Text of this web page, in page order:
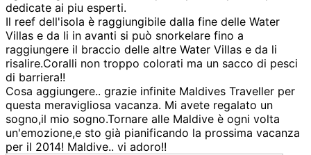
dedicate ai piu esperti.
Il reef dell'isola è raggiungibile dalla fine delle Water
Villas e da li in avanti si può snorkelare fino a
raggiungere il braccio delle altre Water Villas e da li
risalire.Coralli non troppo colorati ma un sacco di pesci
di barriera!!
Cosa aggiungere.. grazie infinite Maldives Traveller per
questa meravigliosa vacanza. Mi avete regalato un
sogno,il mio sogno.Tornare alle Maldive è ogni volta
un'emozione,e sto già pianificando la prossima vacanza
per il 2014! Maldive.. vi adoro!!